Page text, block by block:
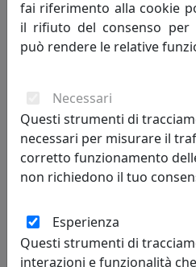
PLAFONIERA COLLEZIONE ROMA
fai riferimento alla cookie
il rifiuto del consenso per
può rendere le relative
Necessari
Questi strumenti di
necessari per misurare il
corretto funzionamento
non richiedono il tuo
Esperienza
Questi strumenti di
interazioni e funzionalità